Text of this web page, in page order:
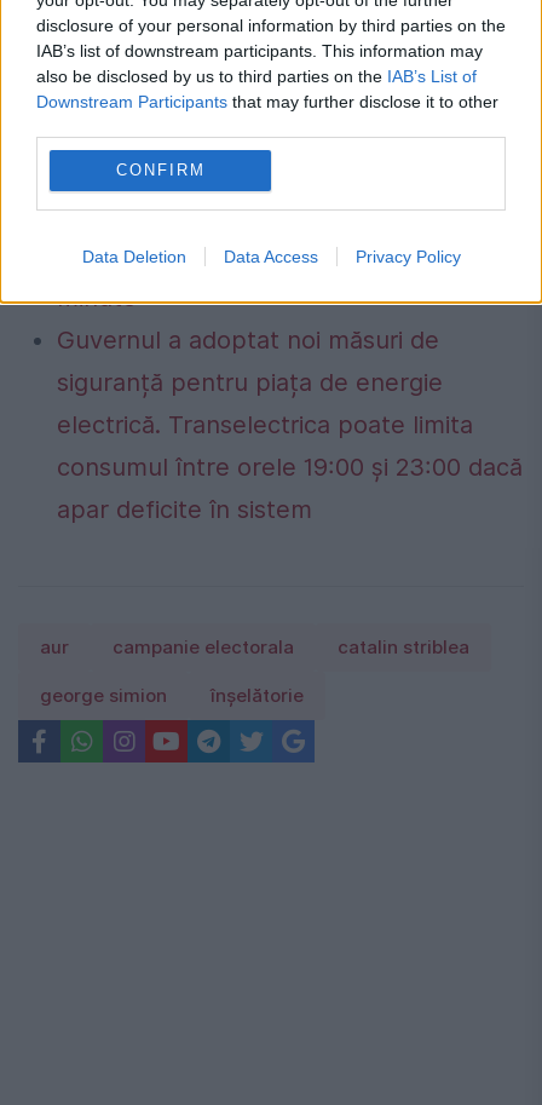
disclosure of your personal information by third parties on the
IAB’s list of downstream participants. This information may
also be disclosed by us to third parties on the IAB’s List of
Downstream Participants that may further disclose it to other
CONFIRM
Data Deletion Data Access Privacy Policy
aduse, Geoană promitea un proiect
european destinat tinerilor, subliniind
angajamentul său pentru inițiative care ar fi
trebuit să aducă schimbări pozitive.
Ai datorii la ANAF? Cum verifici gratuit,
online, situația fiscală în doar câteva
minute
Guvernul a adoptat noi măsuri de
siguranță pentru piața de energie
electrică. Transelectrica poate limita
consumul între orele 19:00 și 23:00 dacă
apar deficite în sistem
aur campanie electorala catalin striblea
george simion înșelătorie